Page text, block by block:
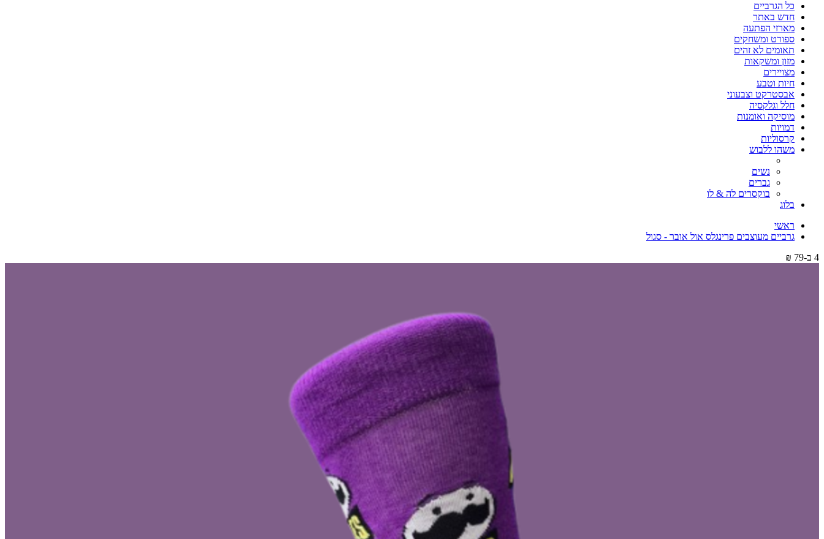
כל הגרביים
חדש באתר
מארזי הפתעה
ספורט ומשחקים
תאומים לא זהים
מזון ומשקאות
מצויירים
חיות וטבע
אבסטרקט וצבעוני
חלל וגלקסיה
מוסיקה ואומנות
דמויות
קרסוליות
משהו ללבוש
נשים
גברים
בוקסרים לה & לו
בלוג
ראשי
גרביים מעוצבים פרינגלס אול אובר - סגול
4 ב-79 ₪